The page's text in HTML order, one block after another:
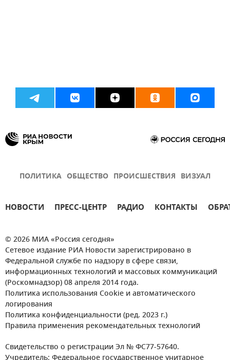
ПОЛИТИКА ОБЩЕСТВО ПРОИСШЕСТВИЯ ВИЗУАЛ
НОВОСТИ ПРЕСС-ЦЕНТР РАДИО КОНТАКТЫ
© 2026 МИА «Россия сегодня»
Сетевое издание РИА Новости зарегистрировано в
Федеральной службе по надзору в сфере связи,
информационных технологий и массовых коммуникаций
(Роскомнадзор) 08 апреля 2014 года.
Политика использования Cookie и автоматического
логирования
Политика конфиденциальности (ред. 2023 г.)
Правила применения рекомендательных технологий
Свидетельство о регистрации Эл № ФС77-57640.